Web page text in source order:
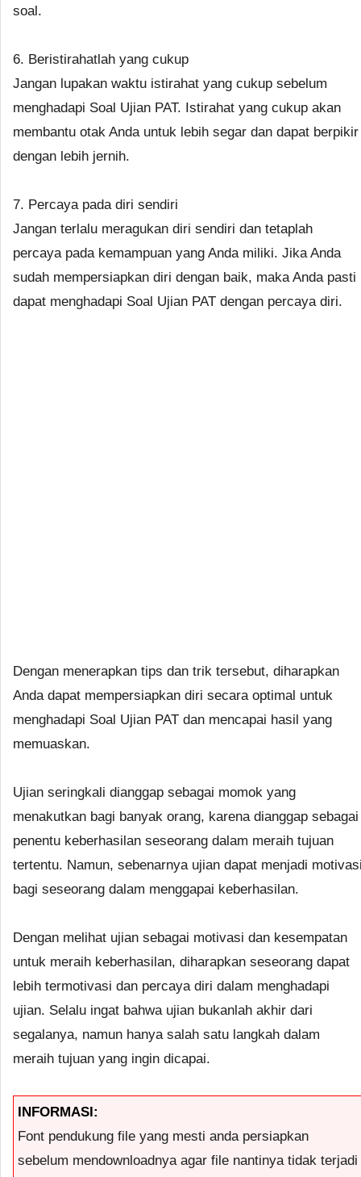
soal.
6. Beristirahatlah yang cukup
Jangan lupakan waktu istirahat yang cukup sebelum
menghadapi Soal Ujian PAT. Istirahat yang cukup akan
membantu otak Anda untuk lebih segar dan dapat berpikir
dengan lebih jernih.
7. Percaya pada diri sendiri
Jangan terlalu meragukan diri sendiri dan tetaplah
percaya pada kemampuan yang Anda miliki. Jika Anda
sudah mempersiapkan diri dengan baik, maka Anda pasti
dapat menghadapi Soal Ujian PAT dengan percaya diri.
Dengan menerapkan tips dan trik tersebut, diharapkan
Anda dapat mempersiapkan diri secara optimal untuk
menghadapi Soal Ujian PAT dan mencapai hasil yang
memuaskan.
Ujian seringkali dianggap sebagai momok yang
menakutkan bagi banyak orang, karena dianggap sebagai
penentu keberhasilan seseorang dalam meraih tujuan
tertentu. Namun, sebenarnya ujian dapat menjadi
bagi seseorang dalam menggapai keberhasilan.
Dengan melihat ujian sebagai motivasi dan kesempatan
untuk meraih keberhasilan, diharapkan seseorang dapat
lebih termotivasi dan percaya diri dalam menghadapi
ujian. Selalu ingat bahwa ujian bukanlah akhir dari
segalanya, namun hanya salah satu langkah dalam
meraih tujuan yang ingin dicapai.
INFORMASI:
Font pendukung file yang mesti anda persiapkan
sebelum mendownloadnya agar file nantinya tidak terjadi